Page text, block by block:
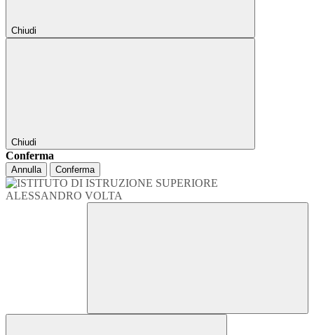
Chiudi
Chiudi
Conferma
Annulla Conferma